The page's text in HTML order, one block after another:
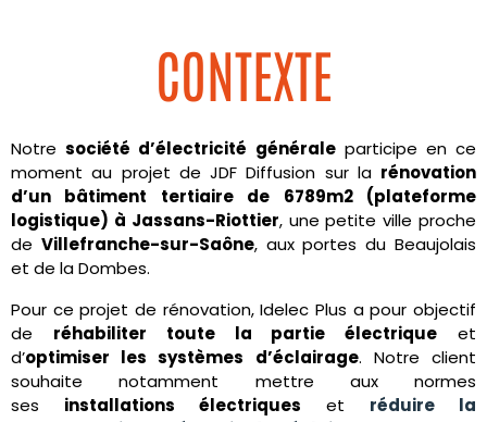
CONTEXTE
Notresociété d’électricité généraleparticipe en ce
moment au projet de JDF Diffusion sur la rénovation
d’un bâtiment tertiaire de 6789m2 (plateforme
logistique) à Jassans-Riottier, une petite ville proche
de Villefranche-sur-Saône, aux portes du Beaujolais
et de la Dombes.
Pour ce projet de rénovation, Idelec Plus a pour objectif
de réhabiliter toute la partie électrique et
d’optimiser les systèmes d’éclairage. Notre client
souhaite notamment mettre aux normes
ses installations électriques et réduire la